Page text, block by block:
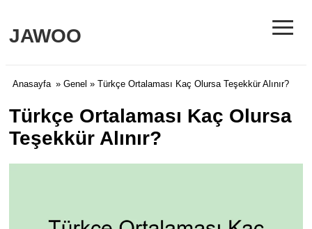
JAWOO ≡
Anasayfa » Genel » Türkçe Ortalaması Kaç Olursa Teşekkür Alınır?
Türkçe Ortalaması Kaç Olursa
Teşekkür Alınır?